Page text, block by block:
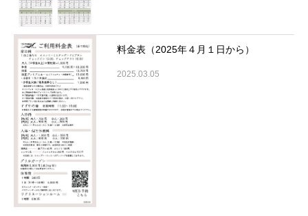
料金表（2025年４月１日から）
2025.03.05